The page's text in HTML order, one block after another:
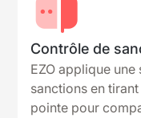
Contrôle de
EZO applique
sanctions en
pointe pour